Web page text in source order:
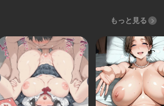
もっと見る